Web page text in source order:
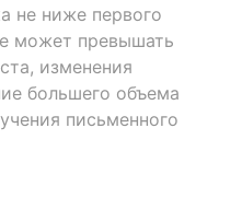
не ниже первого
может превышать
изменения
большего объема
письменного